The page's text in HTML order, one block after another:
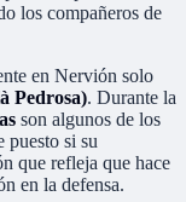
los compañeros de
en Nervión solo
Pedrosa). Durante la
son algunos de los
puesto si su
que refleja que hace
en la defensa.